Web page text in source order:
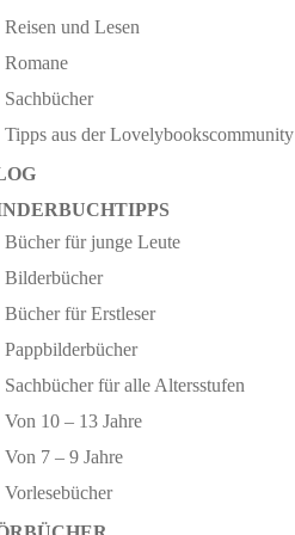
Reisen und Lesen
Romane
Sachbücher
Tipps aus der Lovelybookscommunity
Bücher für junge Leute
Bilderbücher
Bücher für Erstleser
Pappbilderbücher
Sachbücher für alle Altersstufen
Von 10 – 13 Jahre
Von 7 – 9 Jahre
Vorlesebücher